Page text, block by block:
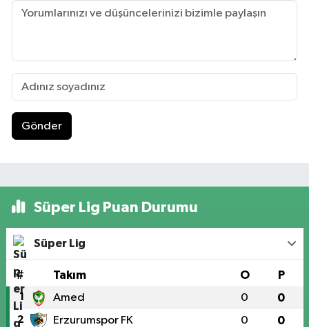
Gönder
Süper Lig Puan Durumu
Süper Lig
# Takım O P
1 Amed 0 0
2 Erzurumspor FK 0 0